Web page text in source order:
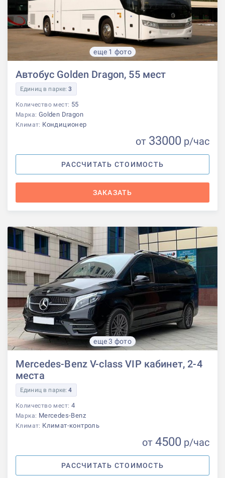
еще 1 фото
Автобус Golden Dragon, 55 мест
Единиц в парке:3
Количество мест: 55
Марка: Golden Dragon
Климат: Кондиционер
от 33000 р/час
РАССЧИТАТЬ СТОИМОСТЬ
ЗАКАЗАТЬ
еще 3 фото
Mercedes-Benz V-class VIP кабинет, 2-4
места
Единиц в парке:4
Количество мест: 4
Марка: Mercedes-Benz
Климат: Климат-контроль
от 4500 р/час
РАССЧИТАТЬ СТОИМОСТЬ